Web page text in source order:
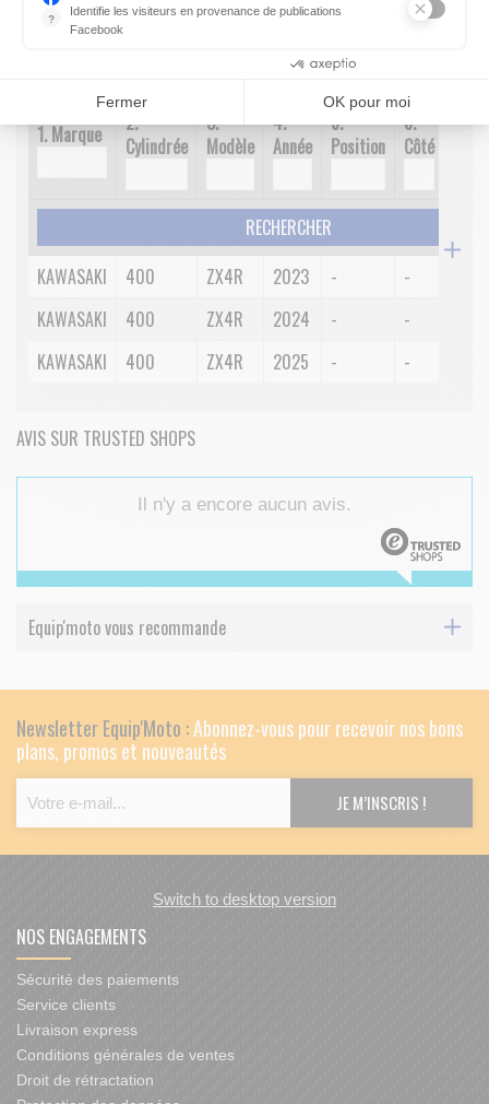
Envoyer par mail
1. Marque
2.
Cylindrée
3.
Modèle
4.
Année
5.
Position
6.
Côté
7.
RECHERCHER
KAWASAKI
400 ZX4R 2023 - -
KAWASAKI
400 ZX4R 2024 - -
KAWASAKI
400 ZX4R 2025 - -
AVIS SUR TRUSTED SHOPS
Il n'y a encore aucun avis.
Equip'moto vous recommande
Newsletter Equip'Moto :Abonnez-vous pour recevoir nos bons
plans, promos et nouveautés
Switch to desktop version
NOS ENGAGEMENTS
Sécurité des paiements
Service clients
Livraison express
Conditions générales de ventes
Droit de rétractation
?
Identifie les visiteurs en provenance de publications
Facebook
Fermer OK pour moi